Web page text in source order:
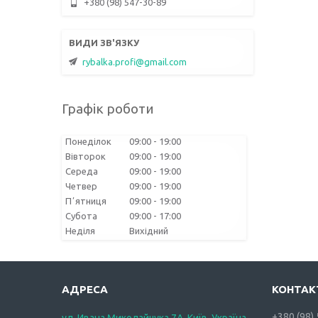
rybalka.profi@gmail.com
Графік роботи
Понеділок 09:00
19:00
Вівторок
09:00
19:00
Середа
09:00
19:00
Четвер
09:00
19:00
Пʼятниця
09:00
19:00
Субота
09:00
17:00
Неділя
Вихідний